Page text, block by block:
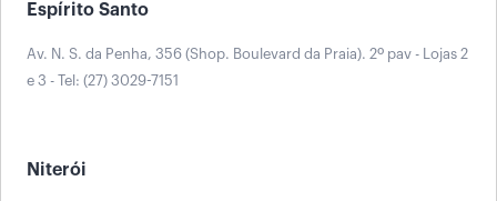
Espírito Santo
Av. N. S. da Penha, 356 (Shop. Boulevard da Praia). 2º pav - Lojas 2
e 3 - Tel: (27) 3029-7151
Niterói